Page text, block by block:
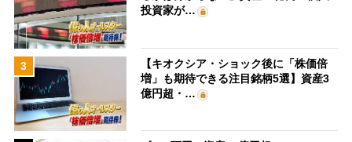
投資家が…
3
【キオクシア・ショック後に「株価倍
増」も期待できる注目銘柄5選】資産3
億円超・…